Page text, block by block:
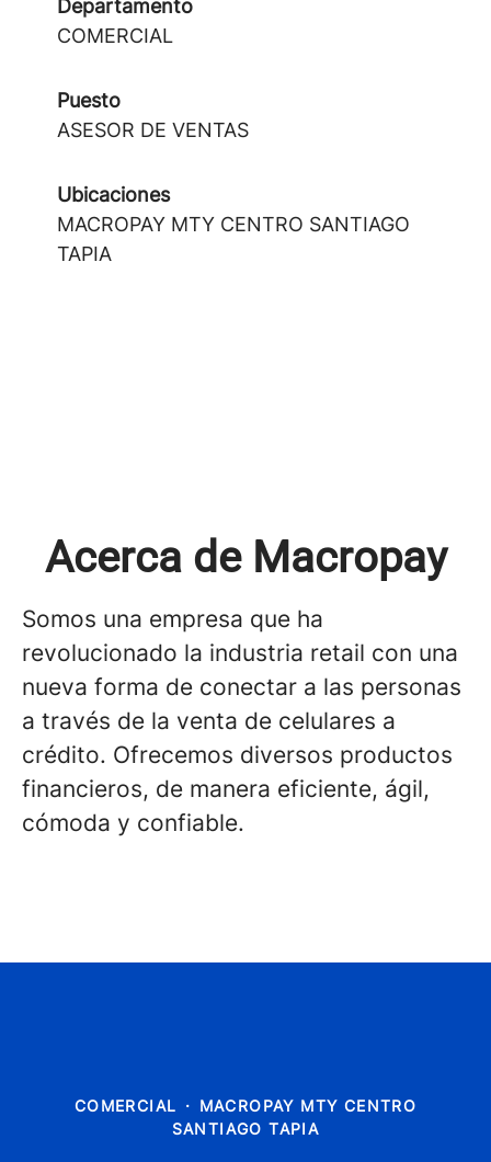
Departamento
COMERCIAL
Puesto
ASESOR DE VENTAS
Ubicaciones
MACROPAY MTY CENTRO SANTIAGO
TAPIA
Acerca de Macropay
Somos una empresa que ha
revolucionado la industria retail con una
nueva forma de conectar a las personas
a través de la venta de celulares a
crédito. Ofrecemos diversos productos
financieros, de manera eficiente, ágil,
cómoda y confiable.
COMERCIAL · MACROPAY MTY CENTRO
SANTIAGO TAPIA